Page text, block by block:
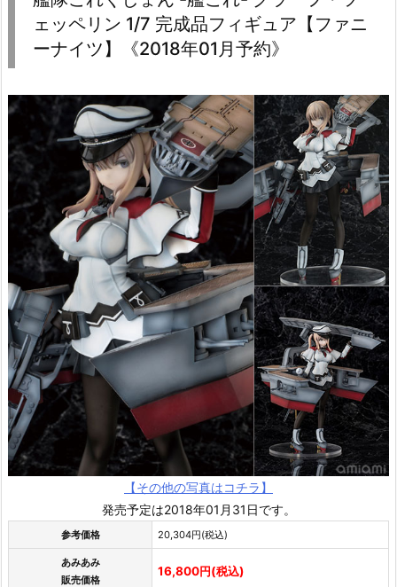
ェッペリン 1/7 完成品フィギュア【ファニ
ーナイツ】《2018年01月予約》
【その他の写真はコチラ】
発売予定は2018年01月31日です。
参考価格 20,304円(税込)
あみあみ
販売価格
16,800円(税込)